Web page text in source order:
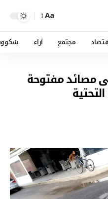
Aa
مجتمع آراء
مصائد مفتوحة